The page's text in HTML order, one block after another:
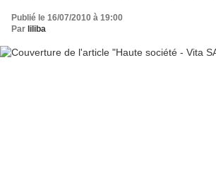
Publié le 16/07/2010 à 19:00
Par liliba